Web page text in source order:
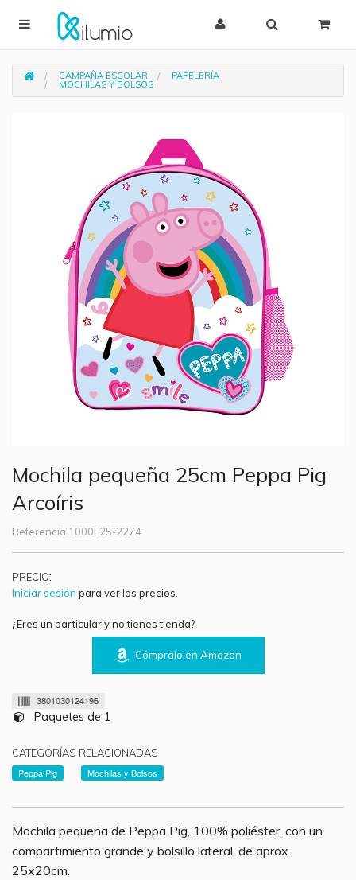
CAMPAÑA ESCOLAR PAPELERÍA
MOCHILAS Y BOLSOS
Mochila pequeña 25cm Peppa Pig
Arcoíris
Referencia 1000E25-2274
PRECIO:
Iniciar sesión para ver los precios.
¿Eres un particular y no tienes tienda?
Cómpralo en Amazon
3801030124196
Paquetes de 1
CATEGORÍAS RELACIONADAS
Peppa Pig
Mochilas y Bolsos
Mochila pequeña de Peppa Pig, 100% poliéster, con un
compartimiento grande y bolsillo lateral, de aprox.
25x20cm.